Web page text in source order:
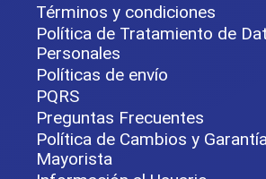
Términos y condiciones
Política de Tratamiento de
Personales
Políticas de envío
PQRS
Preguntas Frecuentes
Política de Cambios y
Mayorista